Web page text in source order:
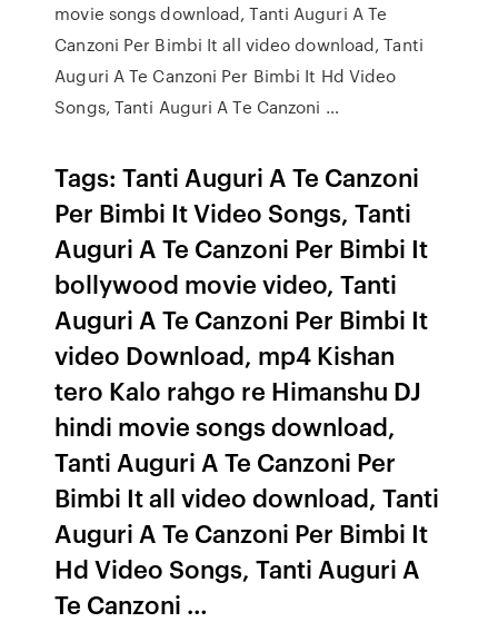
movie songs download, Tanti Auguri A Te
Canzoni Per Bimbi It all video download, Tanti
Auguri A Te Canzoni Per Bimbi It Hd Video
Songs, Tanti Auguri A Te Canzoni …
Tags: Tanti Auguri A Te Canzoni
Per Bimbi It Video Songs, Tanti
Auguri A Te Canzoni Per Bimbi It
bollywood movie video, Tanti
Auguri A Te Canzoni Per Bimbi It
video Download, mp4 Kishan
tero Kalo rahgo re Himanshu DJ
hindi movie songs download,
Tanti Auguri A Te Canzoni Per
Bimbi It all video download, Tanti
Auguri A Te Canzoni Per Bimbi It
Hd Video Songs, Tanti Auguri A
Te Canzoni …